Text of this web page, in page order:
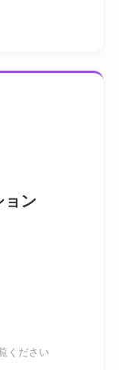
ョン
ください